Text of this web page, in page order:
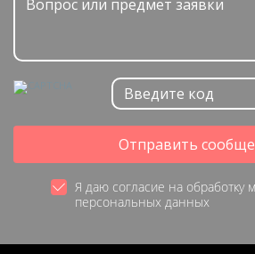
Отправить
Я даю согласие на обработку
персональных данных